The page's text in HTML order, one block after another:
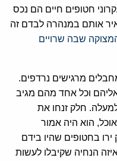
חטופים חיים הם נכס
אותם במנהרה לבדם זה
שבה שרויים
מרגישים נרדפים.
וכל אחד מהם מגיב
חלק זנחו את
הוא היה אמור
בחטופים שהיו בידם
הנחיה שקיבלו לעשות